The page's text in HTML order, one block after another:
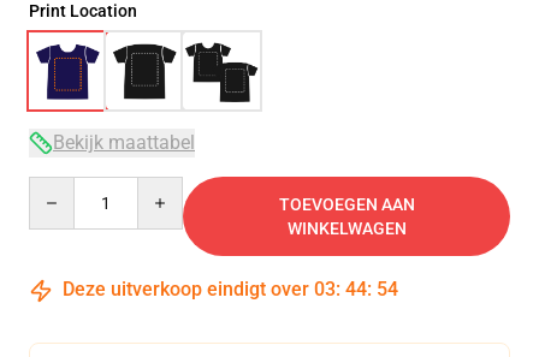
Print Location
Bekijk maattabel
TOEVOEGEN AAN
WINKELWAGEN
Deze uitverkoop eindigt over 03: 44: 54